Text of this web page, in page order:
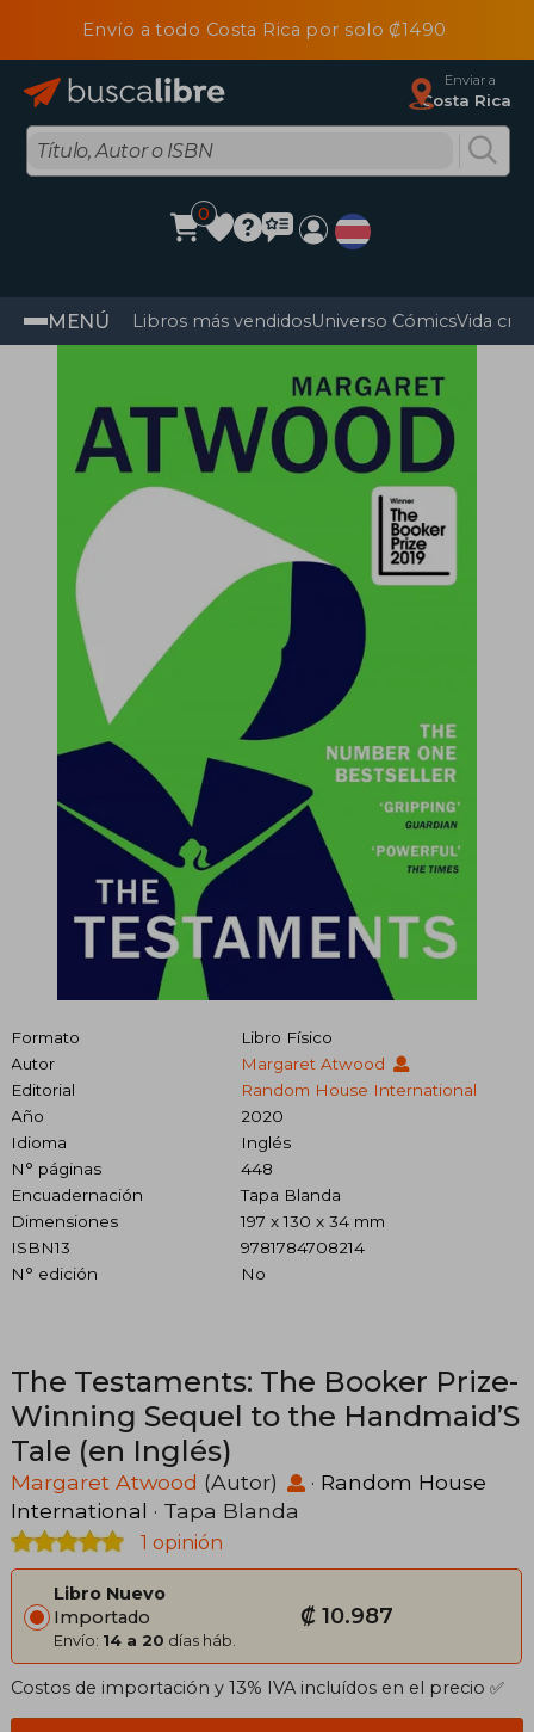
Envío a todo Costa Rica por solo ₡1490
Enviar a
Costa Rica
0
MENÚ Libros más vendidosUniverso CómicsVida
Formato
Libro Físico
Autor
Margaret Atwood
Editorial
Random House International
Año
2020
Idioma
Inglés
N° páginas
448
Encuadernación
Tapa Blanda
Dimensiones
197 x 130 x 34 mm
ISBN13
9781784708214
N° edición
No
The Testaments: The Booker Prize-
Winning Sequel to the Handmaid’S
Tale (en Inglés)
Margaret Atwood (Autor) · Random House
International · Tapa Blanda
1 opinión
Libro Nuevo
Importado
Envío: 14 a 20 días háb.
₡ 10.987
Costos de importación y 13% IVA incluídos en el precio ✅